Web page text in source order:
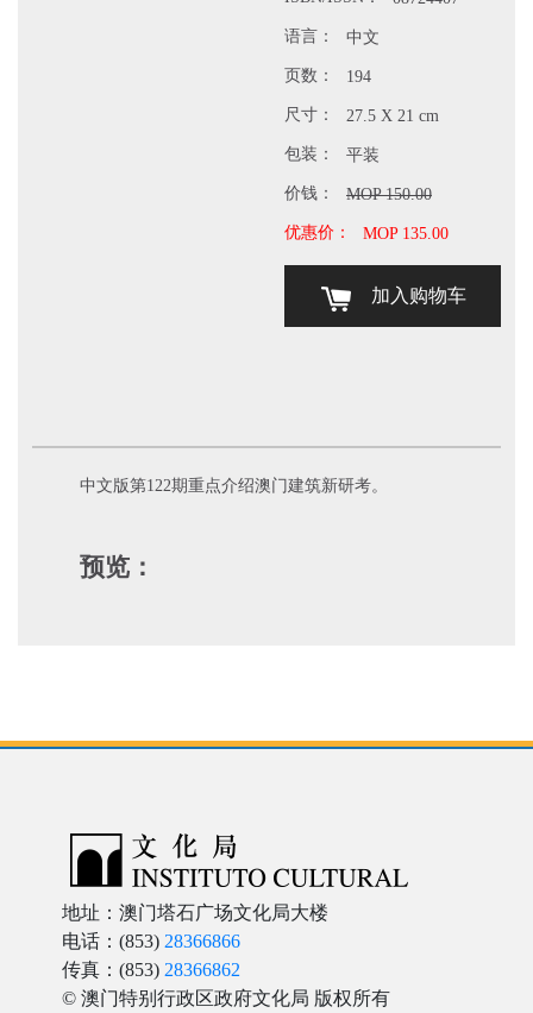
语言： 中文
页数： 194
尺寸： 27.5 X 21 cm
包装： 平装
价钱： MOP 150.00
优惠价： MOP 135.00
加入购物车
中文版第122期重点介绍澳门建筑新研考。
预览：
地址：澳门塔石广场文化局大楼
电话：(853) 28366866
传真：(853) 28366862
© 澳门特别行政区政府文化局 版权所有